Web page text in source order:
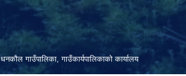
गाउँपालिका, गाउँकार्यपालिकाको कार्यालय